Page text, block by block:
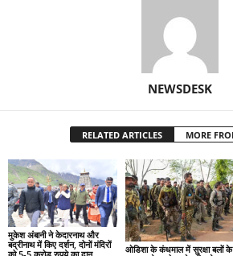
NEWSDESK
RELATED ARTICLES MORE
मुकेश अंबानी ने केदारनाथ और
बद्रीनाथ में किए दर्शन, दोनों मंदिरों
ओडिशा के कंधमाल में सुरक्षा बलों के